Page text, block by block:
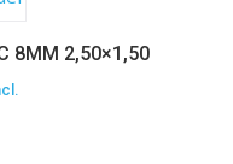
8MM 2,50×1,50